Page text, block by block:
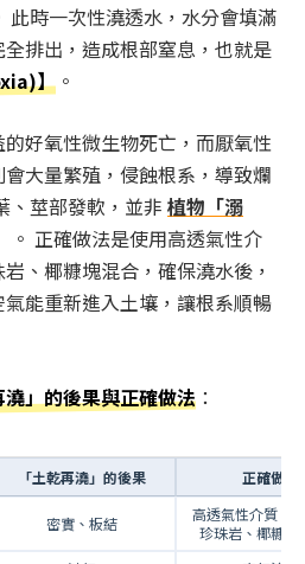
此時一次性澆透水，水分會填滿
排出，造成根部窒息，也就是
】 。
好氧性微生物死亡，而厭氧性
會大量繁殖，侵蝕根系，導致爛
、莖部發軟，並非 植物「溺
。 正確做法是使用高透氣性介
、椰糠塊混合，確保澆水後，
能重新進入土壤，讓根系順暢
」的後果與正確做法 ：
「土乾再澆」的後果 正確做法
密實、板結
高透氣性介質（
珍珠岩、椰糠塊